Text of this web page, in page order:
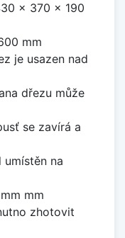
x 370 x 190
mm
je usazen nad
dřezu může
se zavírá a
umístěn na
mm
zhotovit